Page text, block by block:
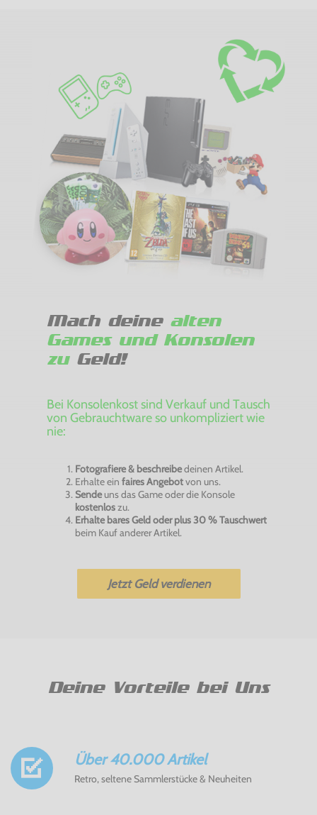
Mach deine alten
Games und Konsolen
zuGeld!
Bei Konsolenkost sind Verkauf und Tausch
von Gebrauchtware so unkompliziert wie
nie:
Fotografiere & beschreibedeinen Artikel.
Erhalte ein faires Angebotvon uns.
Sendeuns das Game oder die Konsole
kostenloszu.
Erhalte bares Geld oder plus 30 % Tauschwert
beim Kauf anderer Artikel.
Jetzt Geld verdienen
Deine Vorteile bei Uns
Über 40.000 Artikel
Retro, seltene Sammlerstücke & Neuheiten